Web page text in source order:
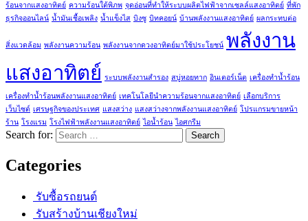
ร้อนจากแสงอาทิตย์ ความร้อนใต้พิภพ จุดอ่อนที่ทำให้ระบบผลิตไฟฟ้าจากเซลล์แสงอาทิตย์ ที่พัก
ธุรกิจออนไลน์ น้ำมันเชื้อเพลิง น้ำแข็งไส บิงซู บิทคอยน์ บ้านพลังงานแสงอาทิตย์ ผลกระทบต่อ
สิ่งแวดล้อม พลังงานความร้อน พลังงานจากดวงอาทิตย์มาใช้ประโยชน์ พลังงาน
แสงอาทิตย์ ระบบพลังงานสำรอง สบู่หอยทาก อินเตอร์เน็ต เครื่องทำน้ำร้อน
เครื่องทำน้ำร้อนพลังงานแสงอาทิตย์ เทคโนโลยีนำความร้อนจากแสงอาทิตย์ เลือกบริการ
เว็บไซต์ เศรษฐกิจของประเทศ แสงสว่าง แสงสว่างจากพลังงานแสงอาทิตย์ โปรแกรมขายหน้า
ร้าน โรงแรม โรงไฟฟ้าพลังงานแสงอาทิตย์ ไอน้ำร้อน ไอศกรีม
Search for:
Categories
รับซื้อรถยนต์
รับสร้างบ้านเชียงใหม่